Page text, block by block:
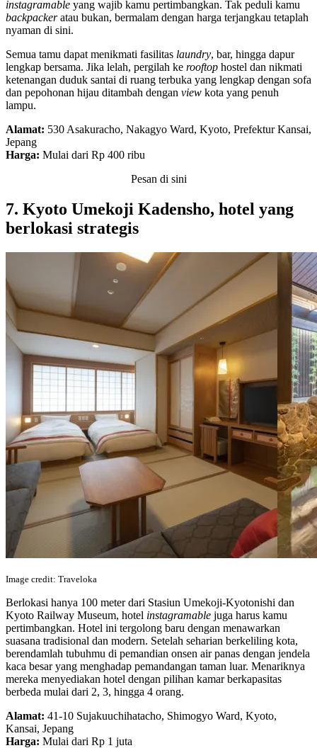
instagramable yang wajib kamu pertimbangkan. Tak peduli kamu
backpackeratau bukan, bermalam dengan harga terjangkau tetaplah
nyaman di sini.
Semua tamu dapat menikmati fasilitas laundry, bar, hingga dapur
lengkap bersama. Jika lelah, pergilah ke rooftop hostel dan nikmati
ketenangan duduk santai di ruang terbuka yang lengkap dengan sofa
dan pepohonan hijau ditambah dengan view kota yang penuh
lampu.
Alamat: 530 Asakuracho, Nakagyo Ward, Kyoto, Prefektur Kansai,
Jepang
Harga: Mulai dari Rp 400 ribu
Pesan di sini
7. Kyoto Umekoji Kadensho, hotel yang
berlokasi strategis
Image credit: Traveloka
Berlokasi hanya 100 meter dari Stasiun Umekoji-Kyotonishi dan
Kyoto Railway Museum, hotel instagramable juga harus kamu
pertimbangkan. Hotel ini tergolong baru dengan menawarkan
suasana tradisional dan modern. Setelah seharian berkeliling kota,
berendamlah tubuhmu di pemandian onsen air panas dengan jendela
kaca besar yang menghadap pemandangan taman luar. Menariknya
mereka menyediakan hotel dengan pilihan kamar berkapasitas
berbeda mulai dari 2, 3, hingga 4 orang.
Alamat: 41-10 Sujakuuchihatacho, Shimogyo Ward, Kyoto,
Kansai, Jepang
Harga: Mulai dari Rp 1 juta